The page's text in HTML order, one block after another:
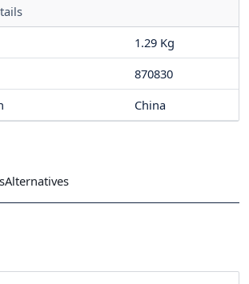
1.29 Kg
870830
China
Alternatives